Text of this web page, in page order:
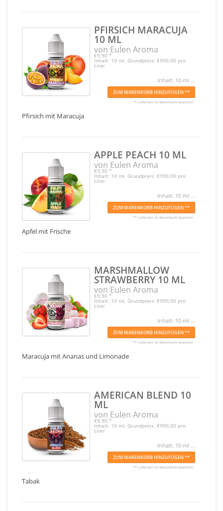
PFIRSICH MARACUJA
10 ML
von Eulen Aroma
€9,90 *
Inhalt: 10 ml, Grundpreis: €990,00 pro
Liter
Inhalt: 10 ml ...
ZUM WARENKORB HINZUFÜGEN **
** Lieferzeit im Warenkorb beachten
Pfirsich mit Maracuja
APPLE PEACH 10 ML
von Eulen Aroma
€9,90 *
Inhalt: 10 ml, Grundpreis: €990,00 pro
Liter
Inhalt: 10 ml ...
ZUM WARENKORB HINZUFÜGEN **
** Lieferzeit im Warenkorb beachten
Apfel mit Frische
MARSHMALLOW
STRAWBERRY 10 ML
von Eulen Aroma
€9,90 *
Inhalt: 10 ml, Grundpreis: €990,00 pro
Liter
Inhalt: 10 ml ...
ZUM WARENKORB HINZUFÜGEN **
** Lieferzeit im Warenkorb beachten
Maracuja mit Ananas und Limonade
AMERICAN BLEND 10
ML
von Eulen Aroma
€9,90 *
Inhalt: 10 ml, Grundpreis: €990,00 pro
Liter
Inhalt: 10 ml ...
ZUM WARENKORB HINZUFÜGEN **
** Lieferzeit im Warenkorb beachten
Tabak